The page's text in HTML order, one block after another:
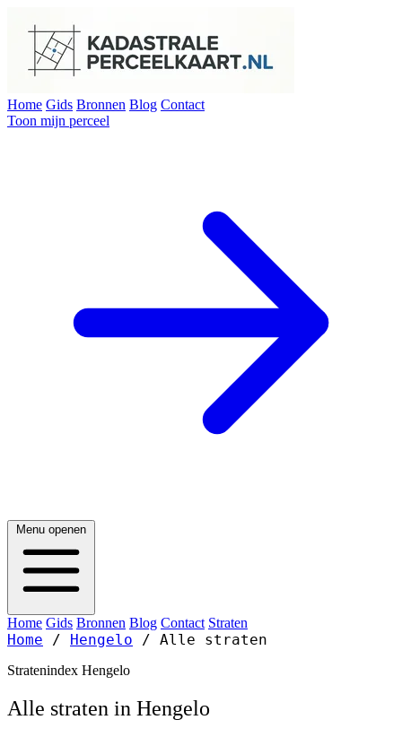
Home Gids Bronnen Blog Contact
Toon mijn perceel
Menu openen
Home Gids Bronnen Blog Contact Straten
Home / Hengelo / Alle straten
Stratenindex Hengelo
Alle straten in Hengelo